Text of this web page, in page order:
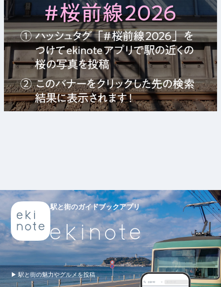
駅と街のガイドブックアプリ
▶ 駅と街の魅力やグルメを投稿